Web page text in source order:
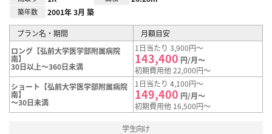
築年数 2001年 3月 築
プラン名・期間
月額目安
ロング【弘前大学医学部附属病院
南】
30日以上～360日未満
1日当たり 3,900円～
143,400 円/月～
初期費用他 22,000円～
ショート【弘前大学医学部附属病院
南】
～30日未満
1日当たり 4,100円～
149,400 円/月～
初期費用他 16,500円～
学生向け